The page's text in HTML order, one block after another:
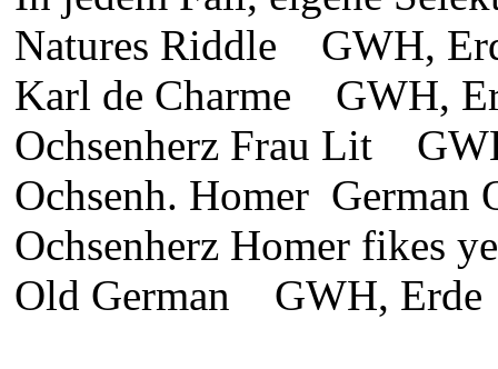
Natures Riddle GWH,
Karl de Charme GWH,
Ochsenherz Frau Lit
Ochsenh. Homer
Ochsenherz Homer fikes
Old German GWH, Erde